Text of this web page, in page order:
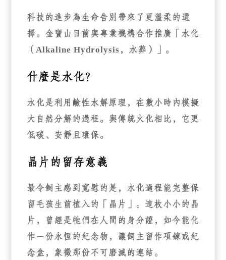
科技的進步為生命告別帶來了更溫柔的選
擇。金寶山目前與專業機構合作推廣「
水化
（Alkaline Hydrolysis，水葬）
」。
什麼是水化？
水化是利用鹼性水解原理，在數小時內模擬
大自然分解的過程。與傳統火化相比，它更
低碳、安靜且環保。
晶片的留存意義
最令飼主感到寬慰的是，
水化過程能完整保
留毛孩生前植入的「晶片」
。這枚小小的晶
片，曾經是牠們在人間的身分證，如今能化
作一份永恆的紀念物，讓飼主留作項鍊或紀
念盒，象徵那份不可磨滅的連結。